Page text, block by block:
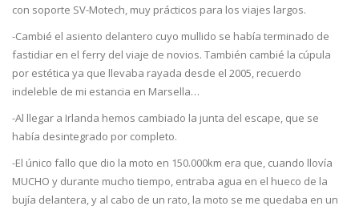
con soporte SV-Motech, muy prácticos para los viajes largos.
-Cambié el asiento delantero cuyo mullido se había terminado de
fastidiar en el ferry del viaje de novios. También cambié la cúpula
por estética ya que llevaba rayada desde el 2005, recuerdo
indeleble de mi estancia en Marsella…
-Al llegar a Irlanda hemos cambiado la junta del escape, que se
había desintegrado por completo.
-El único fallo que dio la moto en 150.000km era que, cuando llovía
MUCHO y durante mucho tiempo, entraba agua en el hueco de la
bujía delantera, y al cabo de un rato, la moto se me quedaba en un